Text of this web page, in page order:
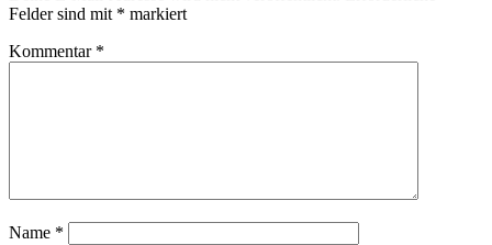
Felder sind mit * markiert
Kommentar *
Name *